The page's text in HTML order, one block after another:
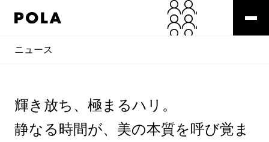
ニュース
輝き放ち、極まるハリ。
静なる時間が、美の本質を呼び覚ま